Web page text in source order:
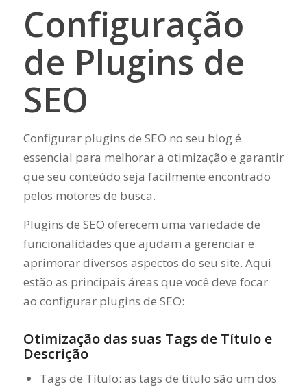
Configuração
de Plugins de
SEO
Configurar plugins de SEO no seu blog é
essencial para melhorar a otimização e garantir
que seu conteúdo seja facilmente encontrado
pelos motores de busca.
Plugins de SEO oferecem uma variedade de
funcionalidades que ajudam a gerenciar e
aprimorar diversos aspectos do seu site. Aqui
estão as principais áreas que você deve focar
ao configurar plugins de SEO:
Otimização das suas Tags de Título e
Descrição
Tags de Título: as tags de título são um dos